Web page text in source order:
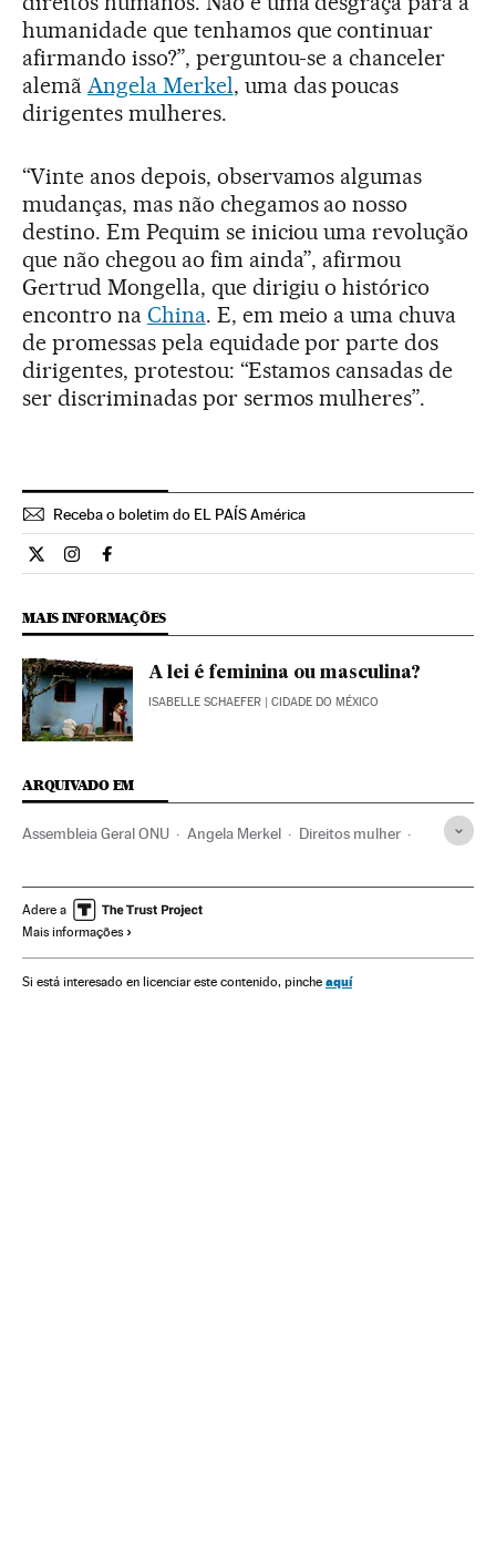
humanidade que tenhamos que continuar
afirmando isso?”, perguntou-se a chanceler
alemã Angela Merkel, uma das poucas
dirigentes mulheres.
“Vinte anos depois, observamos algumas
mudanças, mas não chegamos ao nosso
destino. Em Pequim se iniciou uma revolução
que não chegou ao fim ainda”, afirmou
Gertrud Mongella, que dirigiu o histórico
encontro na China. E, em meio a uma chuva
de promessas pela equidade por parte dos
dirigentes, protestou: “Estamos cansadas de
ser discriminadas por sermos mulheres”.
Receba o boletim do EL PAÍS América
Internacional El País Brasil en Twitter
Internacional El País Brasil en Instagram
Internacional El País Brasil en Facebook
MAIS INFORMAÇÕES
A lei é feminina ou masculina?
ISABELLE SCHAEFER | CIDADE DO MÉXICO
ARQUIVADO EM
Assembleia Geral ONU Angela Merkel Direitos mulher
Organizações internacionais
Adere a
Mais informações
Si está interesado en licenciar este contenido, pinche aquí